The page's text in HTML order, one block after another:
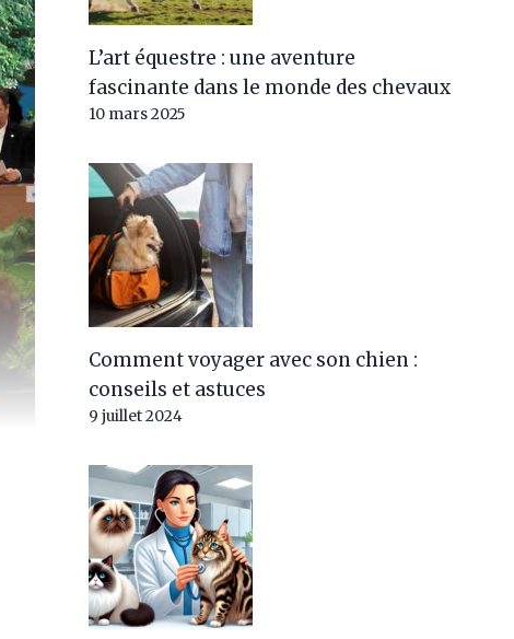
L’art équestre : une aventure
fascinante dans le monde des chevaux
10 mars 2025
Comment voyager avec son chien :
conseils et astuces
9 juillet 2024